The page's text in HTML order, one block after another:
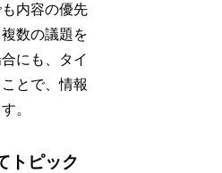
内容の優先
数の議題を
にも、タイ
とで、情報
。
トピック